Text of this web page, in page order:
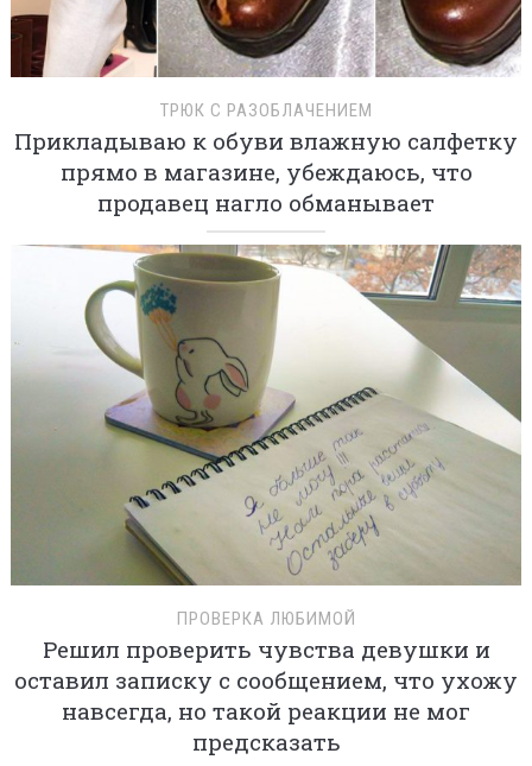
ТРЮК С РАЗОБЛАЧЕНИЕМ
Прикладываю к обуви влажную салфетку
прямо в магазине, убеждаюсь, что
продавец нагло обманывает
ПРОВЕРКА ЛЮБИМОЙ
Решил проверить чувства девушки и
оставил записку с сообщением, что ухожу
навсегда, но такой реакции не мог
предсказать